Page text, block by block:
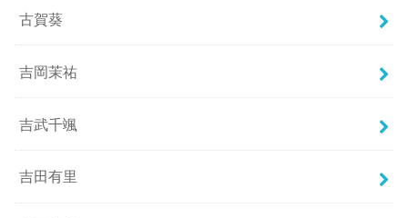
古賀葵
吉岡茉祐
吉武千颯
吉田有里